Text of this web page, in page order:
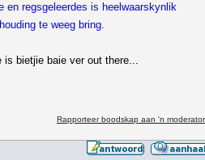
en regsgeleerdes is heelwaarskynlik
te weeg bring.
is bietjie baie ver out there...
Rapporteer boodskap aan 'n moderator